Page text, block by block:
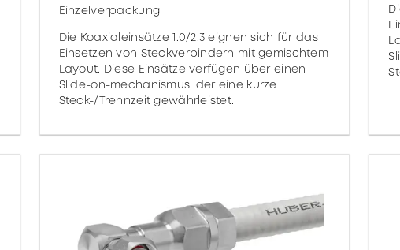
Einzelverpackung
Die Koaxialeinsätze 1.0/2.3 eignen sich für das
Einsetzen von Steckverbindern mit gemischtem
Layout. Diese Einsätze verfügen über einen
Slide-on-mechanismus, der eine kurze
Steck-/Trennzeit gewährleistet.